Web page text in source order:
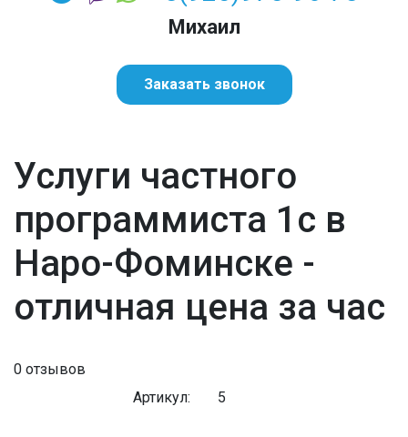
Михаил
Заказать звонок
Услуги частного
программиста 1с в
Наро-Фоминске -
отличная цена за час
0 отзывов
Артикул:
5